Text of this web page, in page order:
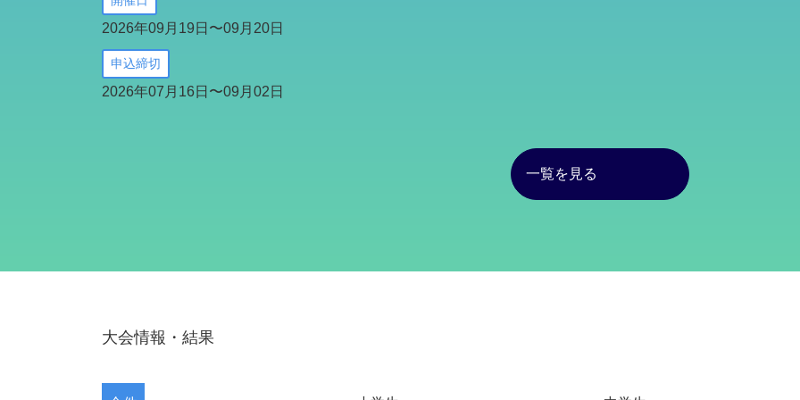
2026年09月19日〜09月20日
申込締切
2026年07月16日〜09月02日
一覧を見る
大会情報・結果